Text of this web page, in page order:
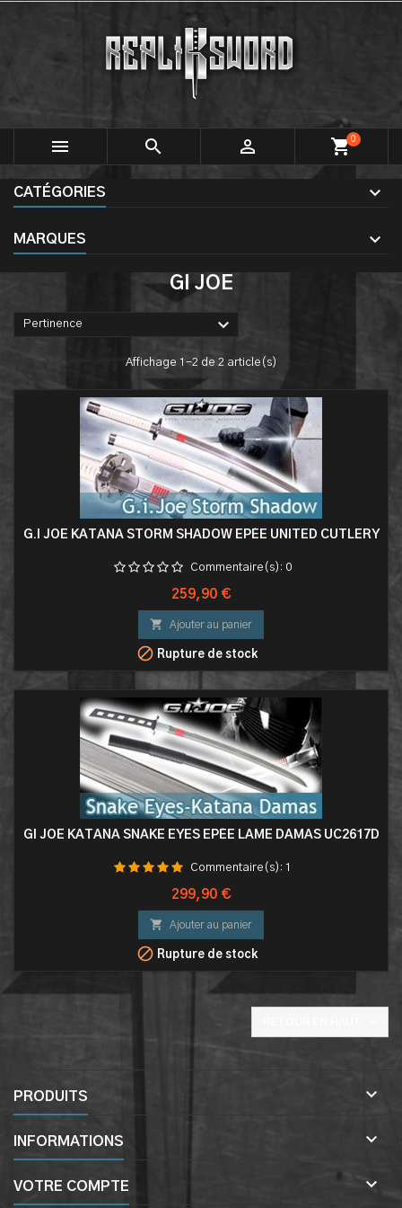
   shopping_cart0
CATÉGORIES
MARQUES
GI JOE
Pertinence 
Affichage 1-2 de 2 article(s)
G.I JOE KATANA STORM SHADOW EPÉE UNITED CUTLERY
Commentaire(s): 0
Prix
259,90 €
 Ajouter au panier
 Rupture de stock
GI JOE KATANA SNAKE EYES EPÉE LAME DAMAS UC2617D
Commentaire(s): 1
Prix
299,90 €
 Ajouter au panier
 Rupture de stock
PRODUITS 
INFORMATIONS 
VOTRE COMPTE 